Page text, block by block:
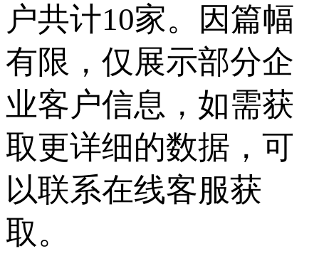
户共计10家。因篇幅
有限，仅展示部分企
业客户信息，如需获
取更详细的数据，可
以联系在线客服获
取。